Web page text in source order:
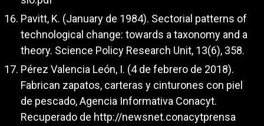
Pavitt, K. (January de 1984). Sectorial patterns of
technological change: towards a taxonomy and a
theory. Science Policy Research Unit, 13(6), 358.
Pérez Valencia León, I. (4 de febrero de 2018).
Fabrican zapatos, carteras y cinturones con piel
de pescado, Agencia Informativa Conacyt.
Recuperado de http://newsnet.conacytprensa